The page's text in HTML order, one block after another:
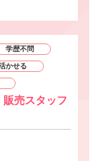
学歴不問
かせる
販売スタッフ